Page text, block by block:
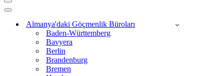
Dolaşım
menüsü
Dolaşım
menüsüAlmanya'daki Göçmenlik Büroları
Baden-Württemberg
Bavyera
Berlin
Brandenburg
Bremen